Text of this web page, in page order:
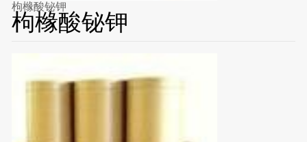
枸橼酸铋钾
枸橼酸铋钾